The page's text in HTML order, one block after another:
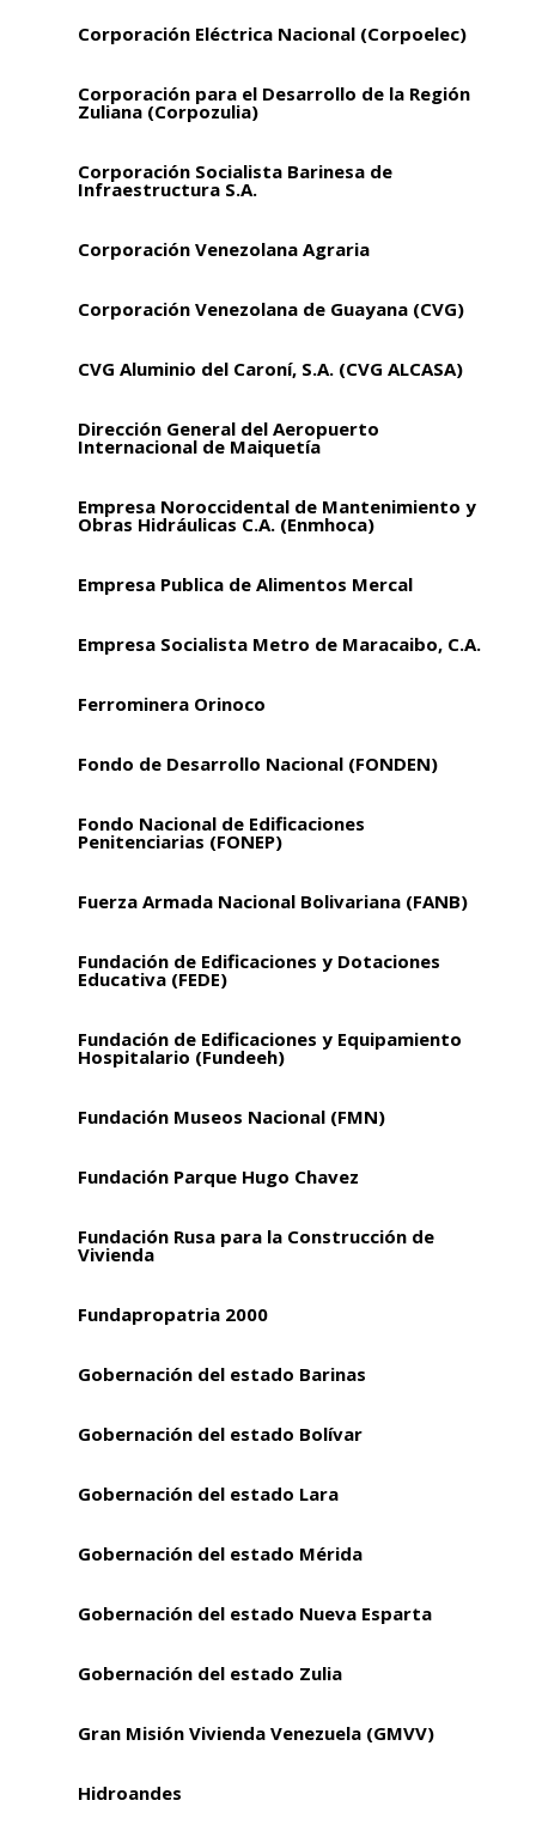
Corporación Eléctrica Nacional (Corpoelec)
Corporación para el Desarrollo de la Región
Zuliana (Corpozulia)
Corporación Socialista Barinesa de
Infraestructura S.A.
Corporación Venezolana Agraria
Corporación Venezolana de Guayana (CVG)
CVG Aluminio del Caroní, S.A. (CVG ALCASA)
Dirección General del Aeropuerto
Internacional de Maiquetía
Empresa Noroccidental de Mantenimiento y
Obras Hidráulicas C.A. (Enmhoca)
Empresa Publica de Alimentos Mercal
Empresa Socialista Metro de Maracaibo, C.A.
Ferrominera Orinoco
Fondo de Desarrollo Nacional (FONDEN)
Fondo Nacional de Edificaciones
Penitenciarias (FONEP)
Fuerza Armada Nacional Bolivariana (FANB)
Fundación de Edificaciones y Dotaciones
Educativa (FEDE)
Fundación de Edificaciones y Equipamiento
Hospitalario (Fundeeh)
Fundación Museos Nacional (FMN)
Fundación Parque Hugo Chavez
Fundación Rusa para la Construcción de
Vivienda
Fundapropatria 2000
Gobernación del estado Barinas
Gobernación del estado Bolívar
Gobernación del estado Lara
Gobernación del estado Mérida
Gobernación del estado Nueva Esparta
Gobernación del estado Zulia
Gran Misión Vivienda Venezuela (GMVV)
Hidroandes